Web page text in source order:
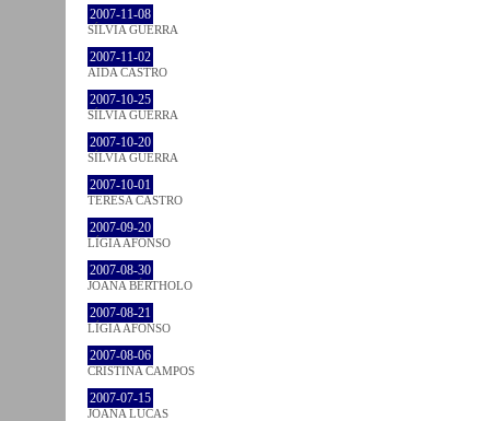
2007-11-08
SÍLVIA GUERRA
2007-11-02
AIDA CASTRO
2007-10-25
SÍLVIA GUERRA
2007-10-20
SÍLVIA GUERRA
2007-10-01
TERESA CASTRO
2007-09-20
LÍGIA AFONSO
2007-08-30
JOANA BÉRTHOLO
2007-08-21
LÍGIA AFONSO
2007-08-06
CRISTINA CAMPOS
2007-07-15
JOANA LUCAS